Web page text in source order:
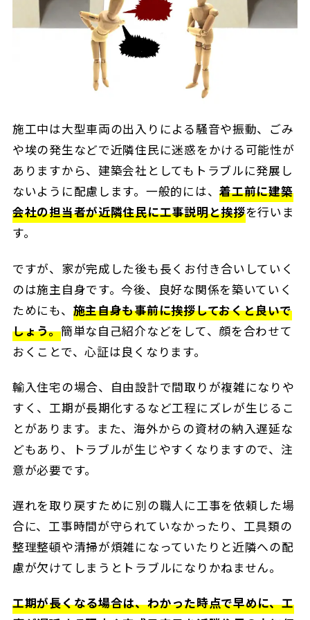
施工中は大型車両の出入りによる騒音や振動、ごみ
や埃の発生などで近隣住民に迷惑をかける可能性が
ありますから、建築会社としてもトラブルに発展し
ないように配慮します。一般的には、着工前に建築
会社の担当者が近隣住民に工事説明と挨拶を行いま
す。
ですが、家が完成した後も長くお付き合いしていく
のは施主自身です。今後、良好な関係を築いていく
ためにも、 施主自身も事前に挨拶しておくと良いで
しょう。簡単な自己紹介などをして、顔を合わせて
おくことで、心証は良くなります。
輸入住宅の場合、自由設計で間取りが複雑になりや
すく、工期が長期化するなど工程にズレが生じるこ
とがあります。また、海外からの資材の納入遅延な
どもあり、トラブルが生じやすくなりますので、注
意が必要です。
遅れを取り戻すために別の職人に工事を依頼した場
合に、工事時間が守られていなかったり、工具類の
整理整頓や清掃が煩雑になっていたりと近隣への配
慮が欠けてしまうとトラブルになりかねません。
工期が長くなる場合は、わかった時点で早めに、工